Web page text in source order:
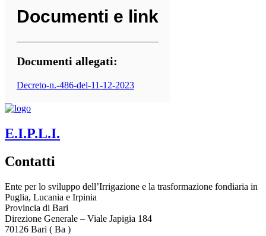
Documenti e link
Documenti allegati:
Decreto-n.-486-del-11-12-2023
E.I.P.L.I.
Contatti
Ente per lo sviluppo dell’Irrigazione e la trasformazione fondiaria in
Puglia, Lucania e Irpinia
Provincia di Bari
Direzione Generale – Viale Japigia 184
70126 Bari ( Ba )